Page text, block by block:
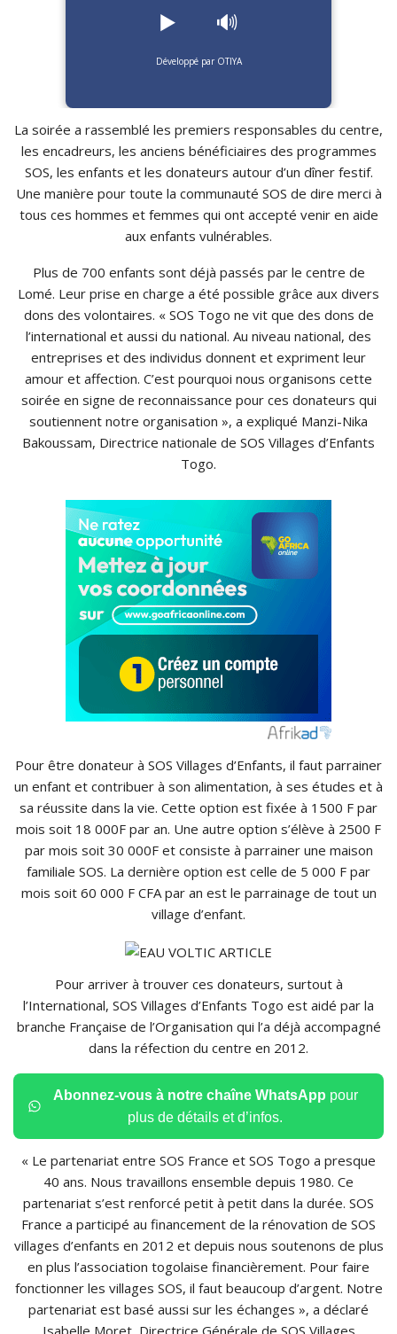
▶️ 🔊
Développé par OTIYA
La soirée a rassemblé les premiers responsables du centre,
les encadreurs, les anciens bénéficiaires des programmes
SOS, les enfants et les donateurs autour d’un dîner festif.
Une manière pour toute la communauté SOS de dire merci à
tous ces hommes et femmes qui ont accepté venir en aide
aux enfants vulnérables.
Plus de 700 enfants sont déjà passés par le centre de
Lomé. Leur prise en charge a été possible grâce aux divers
dons des volontaires. « SOS Togo ne vit que des dons de
l’international et aussi du national. Au niveau national, des
entreprises et des individus donnent et expriment leur
amour et affection. C’est pourquoi nous organisons cette
soirée en signe de reconnaissance pour ces donateurs qui
soutiennent notre organisation », a expliqué Manzi-Nika
Bakoussam, Directrice nationale de SOS Villages d’Enfants
Togo.
Pour être donateur à SOS Villages d’Enfants, il faut parrainer
un enfant et contribuer à son alimentation, à ses études et à
sa réussite dans la vie. Cette option est fixée à 1500 F par
mois soit 18 000F par an. Une autre option s’élève à 2500 F
par mois soit 30 000F et consiste à parrainer une maison
familiale SOS. La dernière option est celle de 5 000 F par
mois soit 60 000 F CFA par an est le parrainage de tout un
village d’enfant.
Pour arriver à trouver ces donateurs, surtout à
l’International, SOS Villages d’Enfants Togo est aidé par la
branche Française de l’Organisation qui l’a déjà accompagné
dans la réfection du centre en 2012.
Abonnez-vous à notre chaîne WhatsApp pour
plus de détails et d’infos.
« Le partenariat entre SOS France et SOS Togo a presque
40 ans. Nous travaillons ensemble depuis 1980. Ce
partenariat s’est renforcé petit à petit dans la durée. SOS
France a participé au financement de la rénovation de SOS
villages d’enfants en 2012 et depuis nous soutenons de plus
en plus l’association togolaise financièrement. Pour faire
fonctionner les villages SOS, il faut beaucoup d’argent. Notre
partenariat est basé aussi sur les échanges », a déclaré